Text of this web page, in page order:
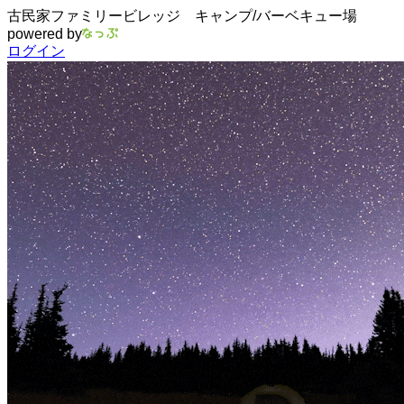
古民家ファミリービレッジ キャンプ/バーベキュー場
powered by
ログイン